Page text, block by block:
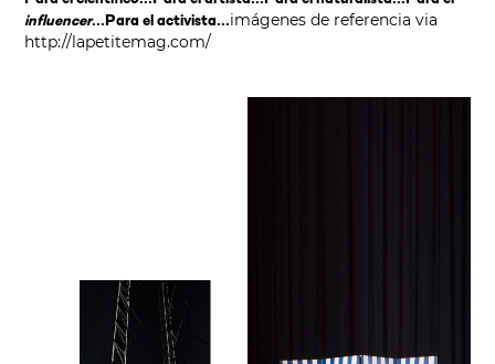
influencer...Para el activista...imágenes de referencia via
http://lapetitemag.com/